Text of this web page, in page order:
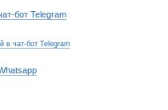
бот Telegram
в чат-бот Telegram